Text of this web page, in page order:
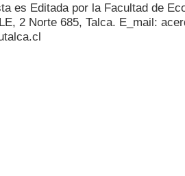
es Editada por la Facultad de
2 Norte 685, Talca. E_mail: